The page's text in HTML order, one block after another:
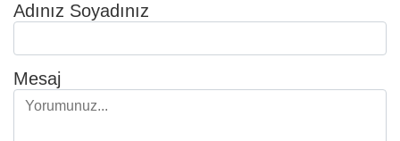
Adınız Soyadınız
Mesaj